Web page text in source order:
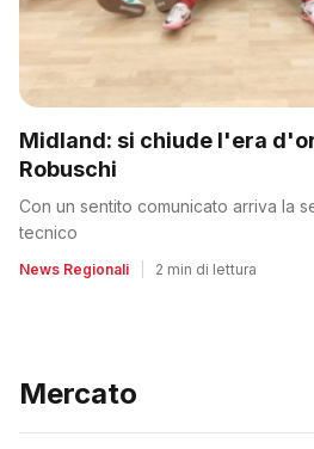
Midland: si chiude l'era
Robuschi
Con un sentito comunicato arriva la
tecnico
News Regionali 2 min di lettura
Mercato